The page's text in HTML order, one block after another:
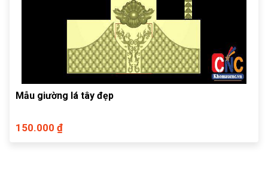
Mẫu giường lá tây đẹp
150.000 ₫